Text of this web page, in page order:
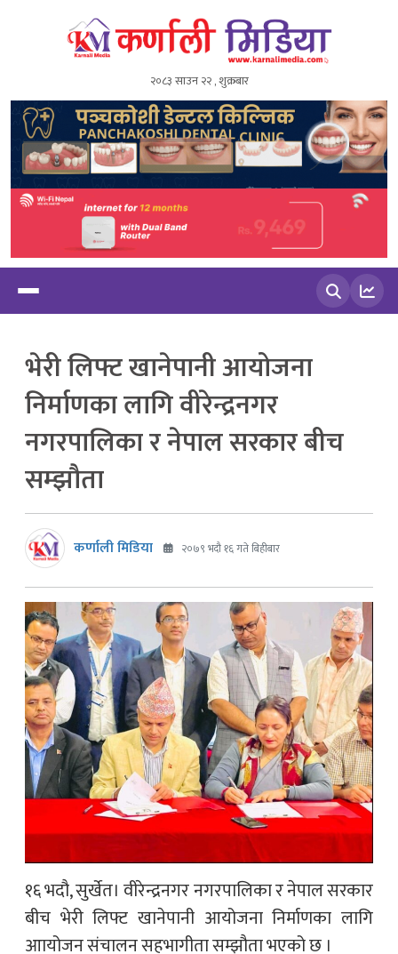
२०८३ साउन २२ , शुक्रबार
भेरी लिफ्ट खानेपानी आयोजना
निर्माणका लागि वीरेन्द्रनगर
नगरपालिका र नेपाल सरकार बीच
सम्झौता
कर्णाली मिडिया २०७९ भदौ १६ गते बिहीबार
१६ भदौ, सुर्खेत। वीरेन्द्रनगर नगरपालिका र नेपाल सरकार
बीच भेरी लिफ्ट खानेपानी आयोजना निर्माणका लागि
आायोजन संचालन सहभागीता सम्झौता भएको छ ।